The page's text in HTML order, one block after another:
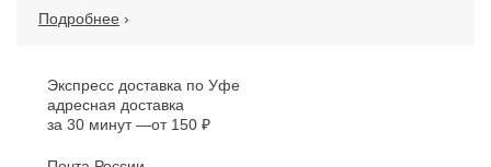
Подробнее ›
Экспресс доставка по Уфе
адресная доставка
за 30 минут
от 150 ₽